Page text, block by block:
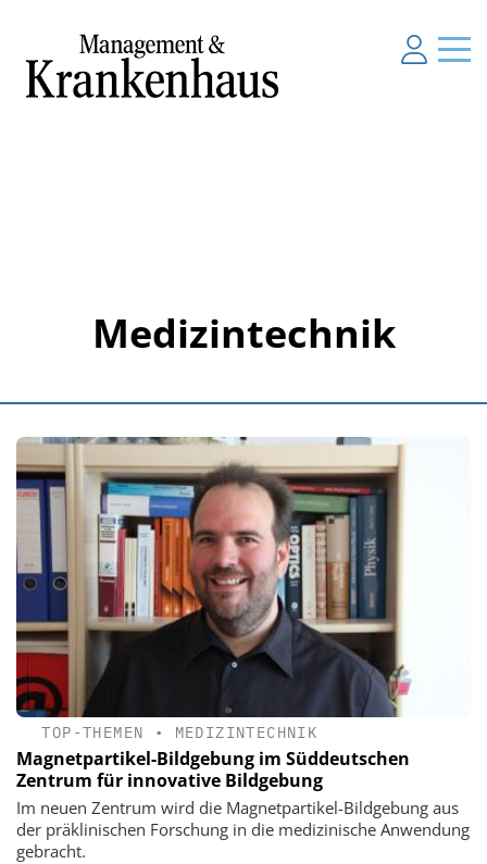
Medizintechnik
TOP-THEMEN • MEDIZINTECHNIK
Magnetpartikel-Bildgebung im Süddeutschen
Zentrum für innovative Bildgebung
Im neuen Zentrum wird die Magnetpartikel-Bildgebung aus
der präklinischen Forschung in die medizinische Anwendung
gebracht.